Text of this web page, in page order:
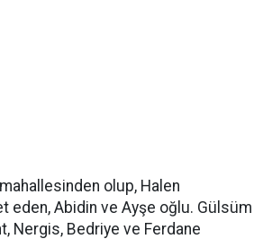
olup, Halen
eden, Abidin ve Ayşe oğlu. Gülsüm
Nergis, Bedriye ve Ferdane